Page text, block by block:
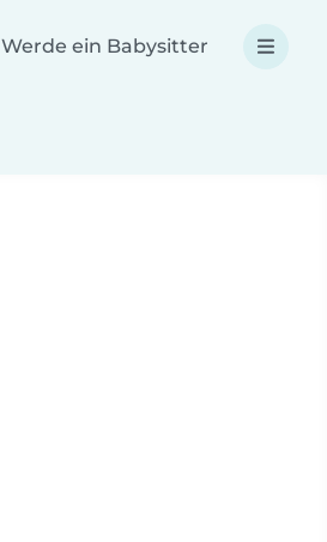
Werde ein Babysitter